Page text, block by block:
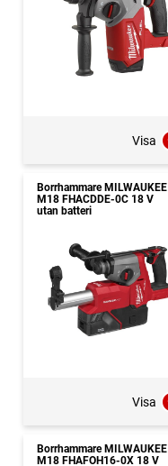
Visa
Borrhammare MILWAUKEE
M18 FHACDDE-0C 18 V
utan batteri
Visa
Borrhammare MILWAUKEE
M18 FHAFOH16-0X 18 V